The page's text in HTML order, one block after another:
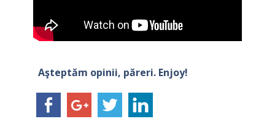
Aşteptăm opinii, păreri. Enjoy!